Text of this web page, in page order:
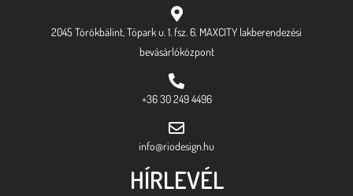
2045 Törökbálint, Tópark u. 1. fsz. 6. MAXCITY lakberendezési
bevásárlóközpont
+36 30 249 4496
info@riodesign.hu
HÍRLEVÉL